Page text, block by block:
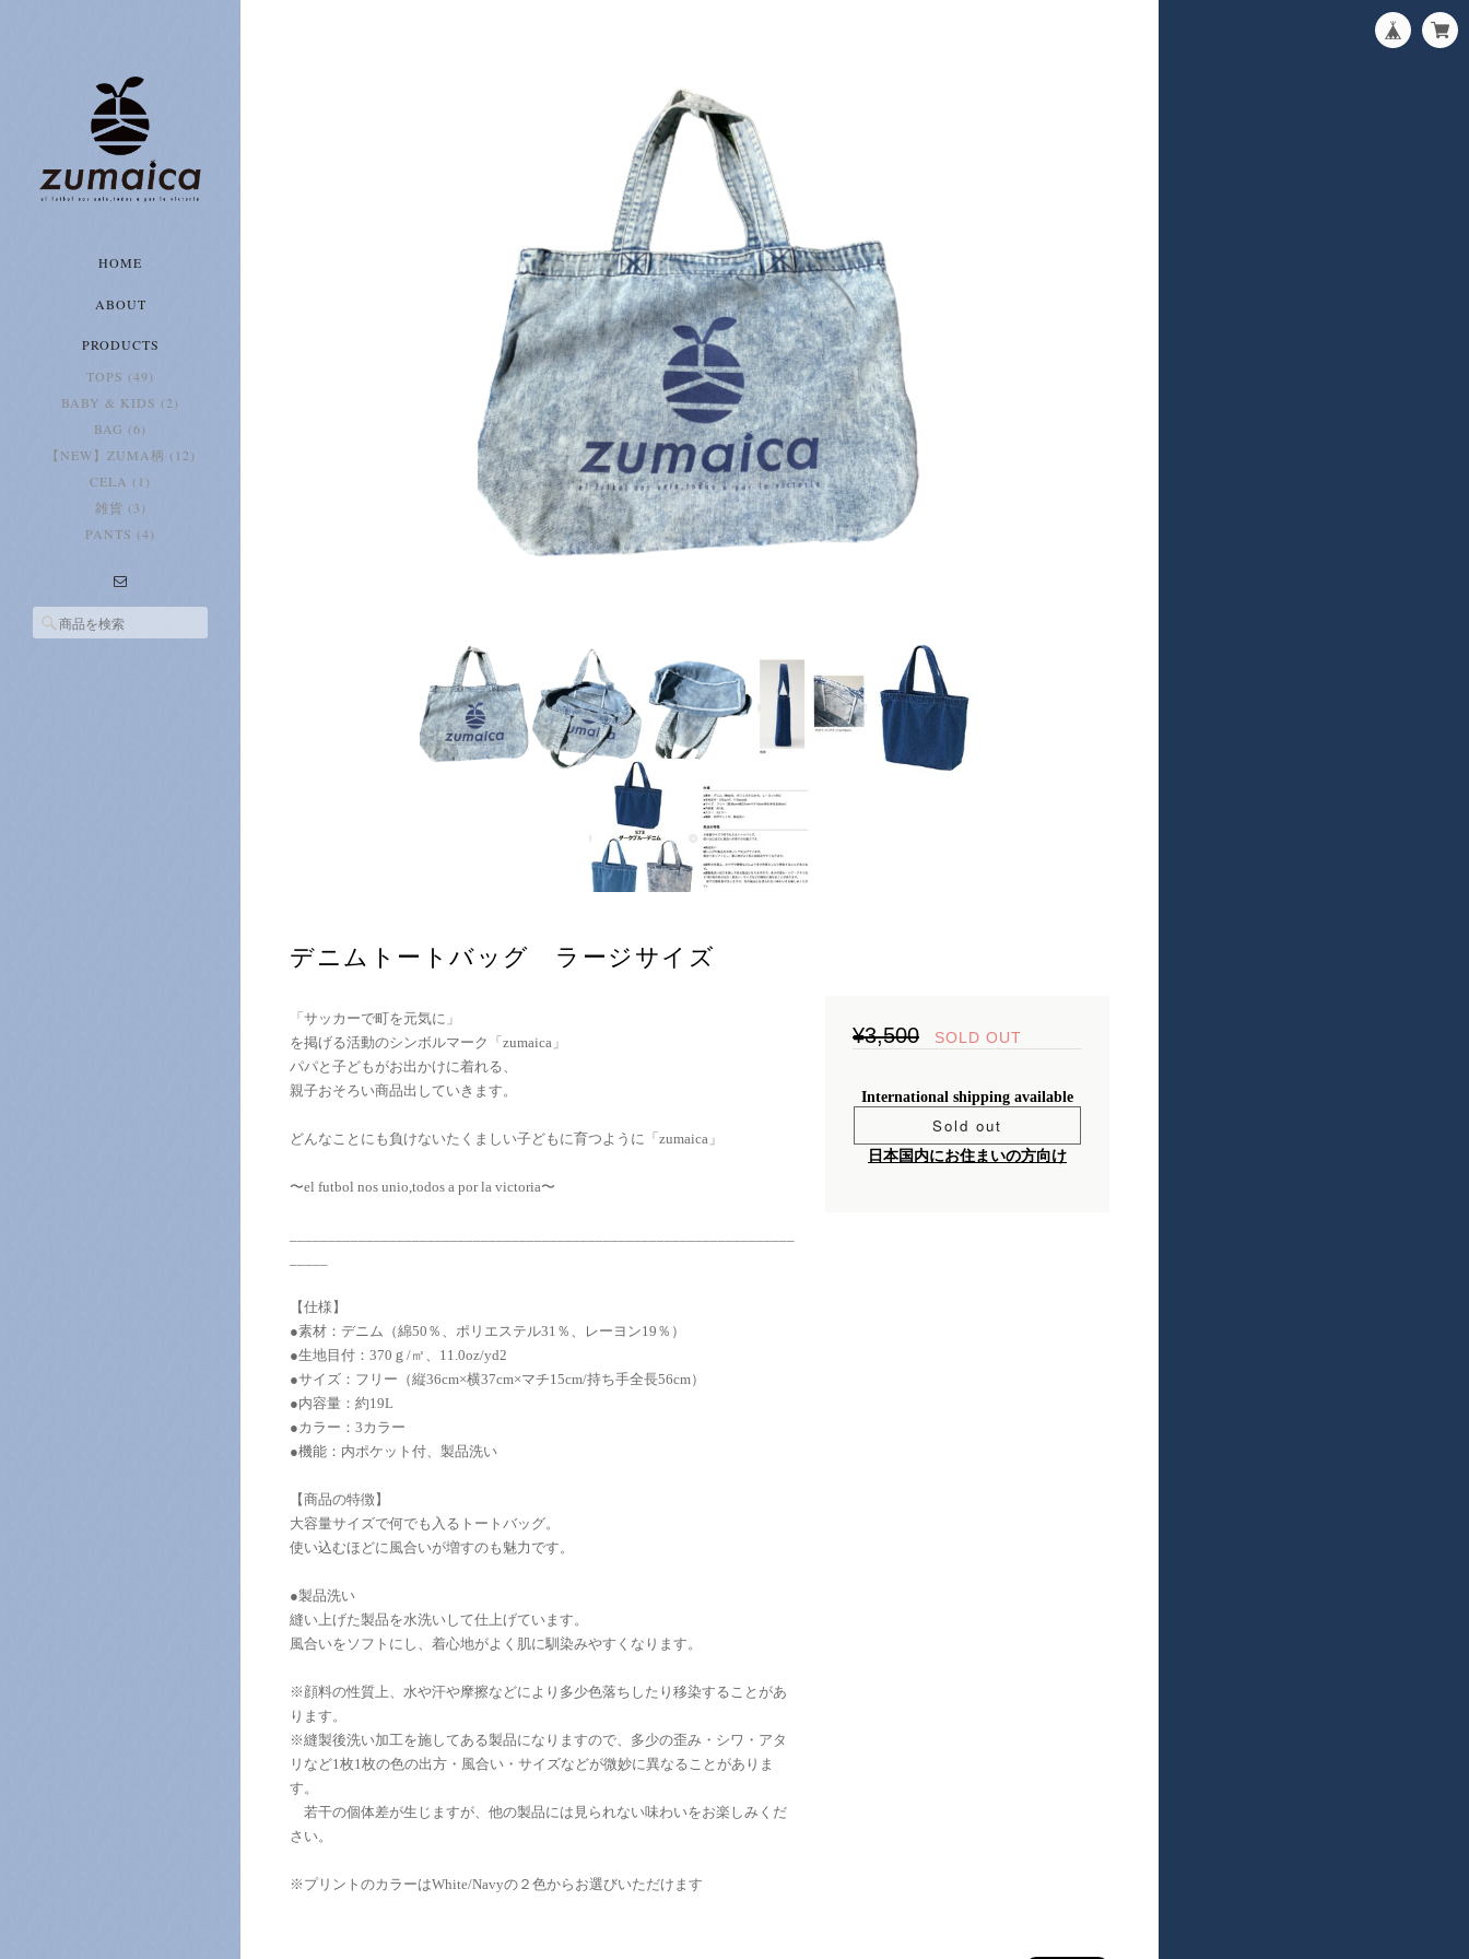
HOME
ABOUT
PRODUCTS
TOPS (49)
BABY & KIDS (2)
BAG (6)
【NEW】ZUMA柄 (12)
CELA (1)
雑貨 (3)
PANTS (4)
デニムトートバッグ ラージサイズ
「サッカーで町を元気に」
を掲げる活動のシンボルマーク「zumaica」
パパと子どもがお出かけに着れる、
親子おそろい商品出していきます。
どんなことにも負けないたくましい子どもに育つように「zumaica」
〜el futbol nos unio,todos a por la victoria〜
【仕様】
●素材：デニム（綿50％、ポリエステル31％、レーヨン19％）
●生地目付：370ｇ/㎡、11.0oz/yd2
●サイズ：フリー（縦36cm×横37cm×マチ15cm/持ち手全長56cm）
●内容量：約19L
●カラー：3カラー
●機能：内ポケット付、製品洗い
【商品の特徴】
大容量サイズで何でも入るトートバッグ。
使い込むほどに風合いが増すのも魅力です。
●製品洗い
縫い上げた製品を水洗いして仕上げています。
風合いをソフトにし、着心地がよく肌に馴染みやすくなります。
※顔料の性質上、水や汗や摩擦などにより多少色落ちしたり移染することがあ
ります。
※縫製後洗い加工を施してある製品になりますので、多少の歪み・シワ・アタ
リなど1枚1枚の色の出方・風合い・サイズなどが微妙に異なることがありま
す。
若干の個体差が生じますが、他の製品には見られない味わいをお楽しみくだ
さい。
※プリントのカラーはWhite/Navyの２色からお選びいただけます
¥3,500 SOLD OUT
International shipping available
Sold out
日本国内にお住まいの方向け